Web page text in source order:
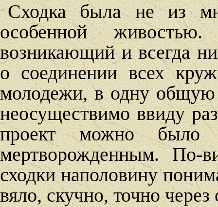
Сходка была не из
особенной
возникающий и всегда
о соединении всех
молодежи, в одну
неосуществимо ввиду
проект можно было
мертворожденным. По-
сходки наполовину
вяло, скучно, точно через